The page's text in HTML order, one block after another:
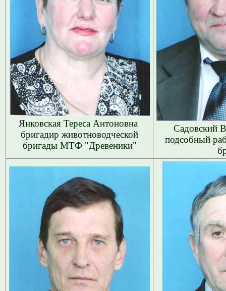
Янковская Тереса Антоновна
бригадир животноводческой
бригады МТФ "Древеники"
Садовский
подсобный